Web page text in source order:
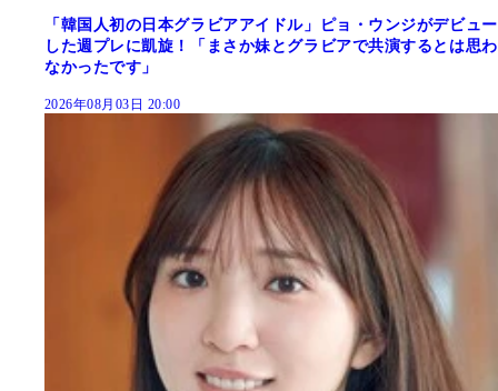
「韓国人初の日本グラビアアイドル」ピョ・ウンジがデビュー
した週プレに凱旋！「まさか妹とグラビアで共演するとは思わ
なかったです」
2026年08月03日 20:00